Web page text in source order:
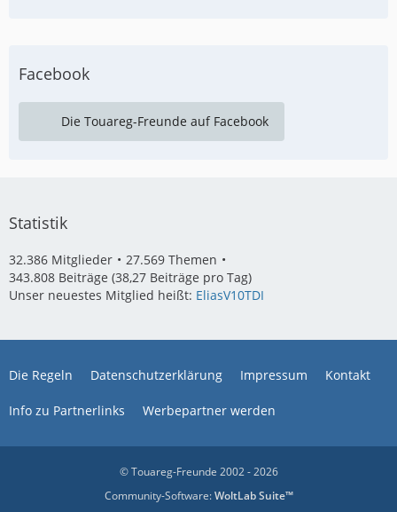
Facebook
Die Touareg-Freunde auf Facebook
Statistik
32.386 Mitglieder
27.569 Themen
343.808 Beiträge (38,27 Beiträge pro Tag)
Unser neuestes Mitglied heißt: EliasV10TDI
Die Regeln Datenschutzerklärung Impressum Kontakt
Info zu Partnerlinks Werbepartner werden
© Touareg-Freunde 2002 - 2026
Community-Software:WoltLab Suite™